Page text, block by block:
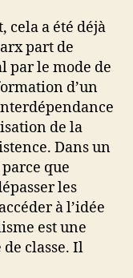
cela a été déjà
part de
par le mode de
d’un
de la
Dans un
que
les
à l’idée
est une
classe. Il